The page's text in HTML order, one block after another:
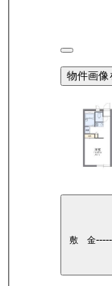
物件画像
敷 金-----